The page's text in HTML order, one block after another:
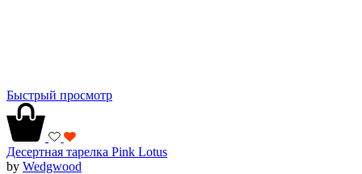
Быстрый просмотр
Десертная тарелка Pink Lotus
by Wedgwood